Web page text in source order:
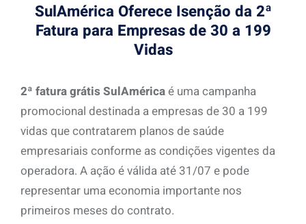
SulAmérica Oferece Isenção da 2ª
Fatura para Empresas de 30 a 199
Vidas
2ª fatura grátis SulAméricaé uma campanha
promocional destinada a empresas de 30 a 199
vidas que contratarem planos de saúde
empresariais conforme as condições vigentes da
operadora. A ação é válida até 31/07 e pode
representar uma economia importante nos
primeiros meses do contrato.